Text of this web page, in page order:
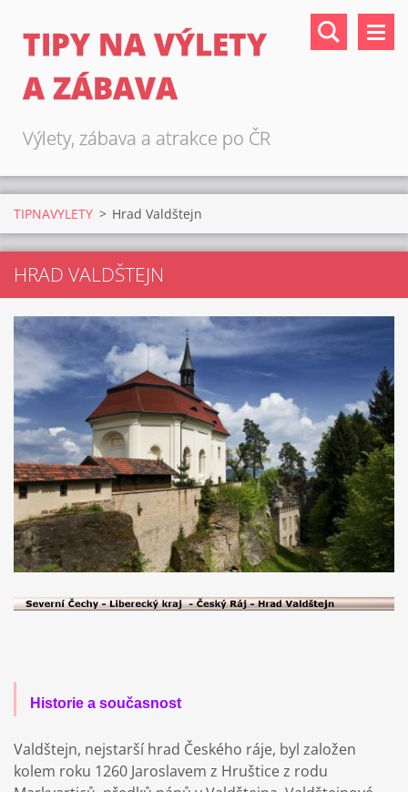
TIPY NA VÝLETY
A ZÁBAVA
Výlety, zábava a atrakce po ČR
TIPNAVYLETY > Hrad Valdštejn
HRAD VALDŠTEJN
Historie a současnost
Valdštejn, nejstarší hrad Českého ráje, byl založen
kolem roku 1260 Jaroslavem z Hruštice z rodu